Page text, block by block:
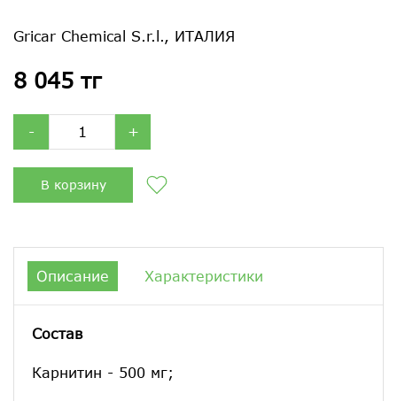
Gricar Chemical S.r.l., ИТАЛИЯ
8 045 тг
- +
В корзину
Описание Характеристики
Состав
Карнитин - 500 мг;